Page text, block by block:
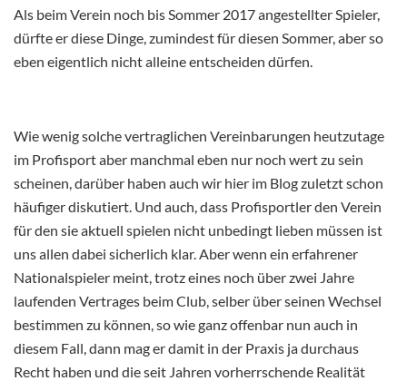
Als beim Verein noch bis Sommer 2017 angestellter Spieler,
dürfte er diese Dinge, zumindest für diesen Sommer, aber so
eben eigentlich nicht alleine entscheiden dürfen.
Wie wenig solche vertraglichen Vereinbarungen heutzutage
im Profisport aber manchmal eben nur noch wert zu sein
scheinen, darüber haben auch wir hier im Blog zuletzt schon
häufiger diskutiert. Und auch, dass Profisportler den Verein
für den sie aktuell spielen nicht unbedingt lieben müssen ist
uns allen dabei sicherlich klar. Aber wenn ein erfahrener
Nationalspieler meint, trotz eines noch über zwei Jahre
laufenden Vertrages beim Club, selber über seinen Wechsel
bestimmen zu können, so wie ganz offenbar nun auch in
diesem Fall, dann mag er damit in der Praxis ja durchaus
Recht haben und die seit Jahren vorherrschende Realität